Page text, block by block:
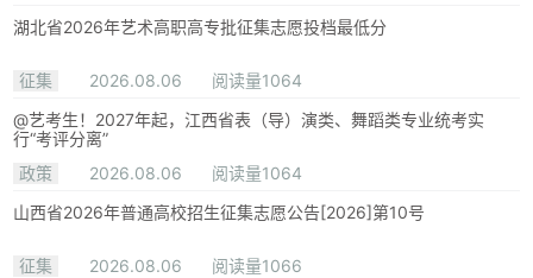
湖北省2026年艺术高职高专批征集志愿投档最低分
征集 2026.08.06
阅读量1064
@艺考生！2027年起，江西省表（导）演类、舞蹈类专业统考实
行“考评分离”
政策
2026.08.06
阅读量1064
山西省2026年普通高校招生征集志愿公告[2026]第10号
征集 2026.08.06
阅读量1066